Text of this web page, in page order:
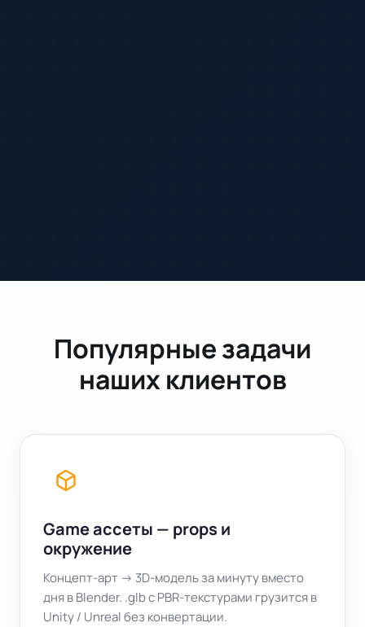
Популярные задачи
наших клиентов
Game ассеты — props и
окружение
Концепт‑арт → 3D‑модель за минуту вместо
дня в Blender. .glb с PBR‑текстурами грузится в
Unity / Unreal без конвертации.